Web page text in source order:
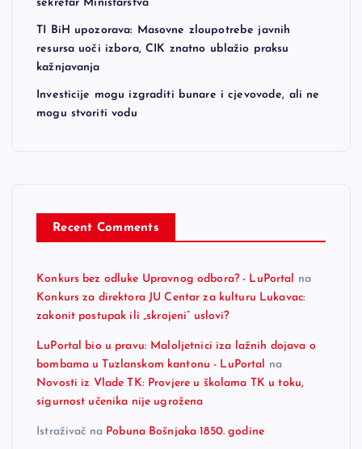
sekretar Ministarstva”
TI BiH upozorava: Masovne zloupotrebe javnih
resursa uoči izbora, CIK znatno ublažio praksu
kažnjavanja
Investicije mogu izgraditi bunare i cjevovode, ali ne
mogu stvoriti vodu
Recent Comments
Konkurs bez odluke Upravnog odbora? - LuPortal
na
Konkurs za direktora JU Centar za kulturu Lukavac:
zakonit postupak ili „skrojeni“ uslovi?
LuPortal bio u pravu: Maloljetnici iza lažnih dojava o
bombama u Tuzlanskom kantonu - LuPortal
na
Novosti iz Vlade TK: Provjere u školama TK u toku,
sigurnost učenika nije ugrožena
Istraživač na Pobuna Bošnjaka 1850. godine